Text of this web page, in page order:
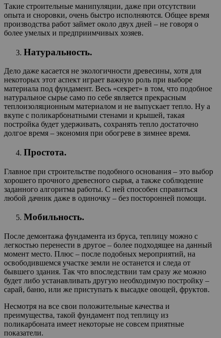
Такие строительные манипуляции, даже при отсутствии
опыта и сноровки, очень быстро исполняются. Общее время
производства работ займет около двух дней – не говоря о
более умелых и предприимчивых хозяев.
Натуральность.
Дело даже касается не экологичности древесины, хотя для
некоторых этот аспект играет важную роль при выборе
материала под фундамент. Весь «секрет» в том, что подобное
натуральное сырье само по себе является прекрасным
теплоизоляционным материалом и не выпускает тепло. Ну а
вкупе с поликарбонатными стенами и крышей, такая
постройка будет удерживать, сохранять тепло достаточно
долгое время – экономия при обогреве в зимнее время.
Простота.
Главное при строительстве подобного основания – это выбор
хорошего прочного древесного сырья, а также соблюдение
заданного алгоритма работы. С ней способен справиться
любой дачник даже в одиночку – без посторонней помощи.
Мобильность.
После демонтажа фундамента из бруса, теплицу можно с
легкостью перенести в другое – более подходящее на данный
момент место. Плюс – после подобных мероприятий, на
освободившемся участке земли не останется и следа от
бывшего здания. Так что впоследствии там сразу же можно
будет либо устанавливать другую необходимую постройку –
сарай, баню, или же приступать к высадке овощей, фруктов.
Несмотря на все свои положительные качества и
преимущества, такой фундамент под теплицу из
поликарбоната имеет некоторые не совсем приятные
показатели.